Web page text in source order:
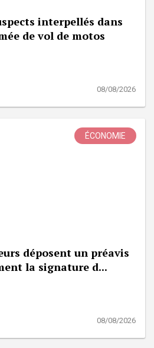
interpellés dans
de vol de motos
08/08/2026
ÉCONOMIE
déposent un préavis
la signature d...
08/08/2026